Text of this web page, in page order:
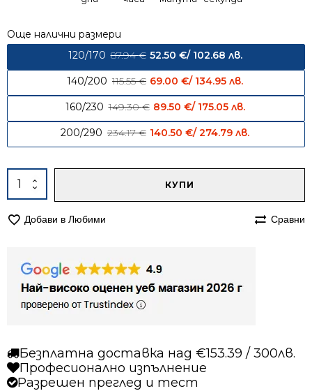
Още налични размери
120/170 87.94€ Original price was: 87.94 € /
52.50 €/ 102.68 лв.
140/200 115.55€ Original price was: 115.55 € /
69.00 €/ 134.95 лв.
160/230 149.30€ Original price was: 149.30 € /
89.50 €/ 175.05 лв.
200/290 234.17€ Original price was: 234.17 € /
140.50 €/ 274.79 лв.
количество
за
120/170
кафяв
КУПИ
Добави в Любими Сравни
Безплатна доставка над €153.39 / 300лв.
Професионално изпълнение
Разрешен преглед и тест